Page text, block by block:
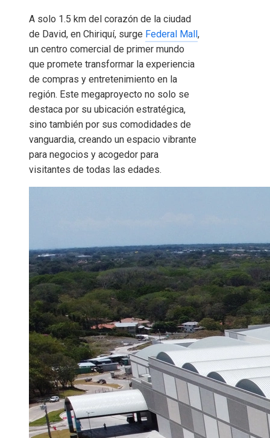
A solo 1.5 km del corazón de la ciudad
de David, en Chiriquí, surge Federal Mall ,
un centro comercial de primer mundo
que promete transformar la experiencia
de compras y entretenimiento en la
región. Este megaproyecto no solo se
destaca por su ubicación estratégica,
sino también por sus comodidades de
vanguardia, creando un espacio vibrante
para negocios y acogedor para
visitantes de todas las edades.